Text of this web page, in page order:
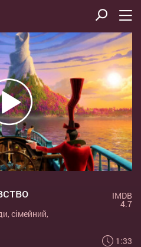
сімейний,
IMDB
4.7
1:33